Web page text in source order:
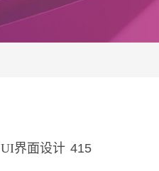
UI界面设计 415